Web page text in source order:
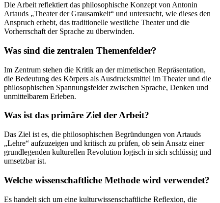
Die Arbeit reflektiert das philosophische Konzept von Antonin
Artauds „Theater der Grausamkeit“ und untersucht, wie dieses den
Anspruch erhebt, das traditionelle westliche Theater und die
Vorherrschaft der Sprache zu überwinden.
Was sind die zentralen Themenfelder?
Im Zentrum stehen die Kritik an der mimetischen Repräsentation,
die Bedeutung des Körpers als Ausdrucksmittel im Theater und die
philosophischen Spannungsfelder zwischen Sprache, Denken und
unmittelbarem Erleben.
Was ist das primäre Ziel der Arbeit?
Das Ziel ist es, die philosophischen Begründungen von Artauds
„Lehre“ aufzuzeigen und kritisch zu prüfen, ob sein Ansatz einer
grundlegenden kulturellen Revolution logisch in sich schlüssig und
umsetzbar ist.
Welche wissenschaftliche Methode wird verwendet?
Es handelt sich um eine kulturwissenschaftliche Reflexion, die